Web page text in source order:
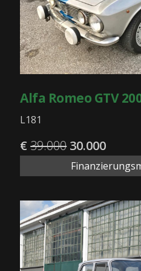
Alfa Romeo GTV
L181
€39.00030.000